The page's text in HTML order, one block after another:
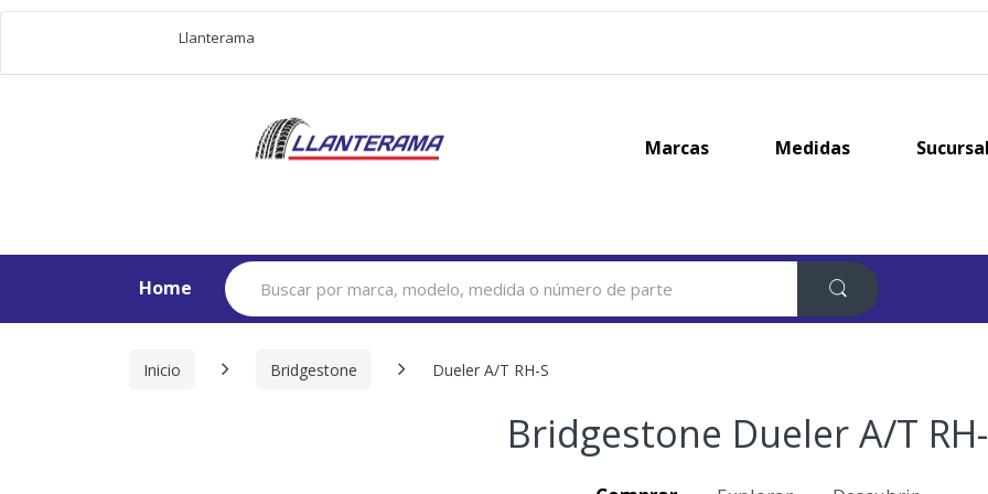
Llanterama
Marcas Medidas
Home
Search
for:
Inicio Bridgestone Dueler A/T RH-S
Bridgestone Dueler A/T